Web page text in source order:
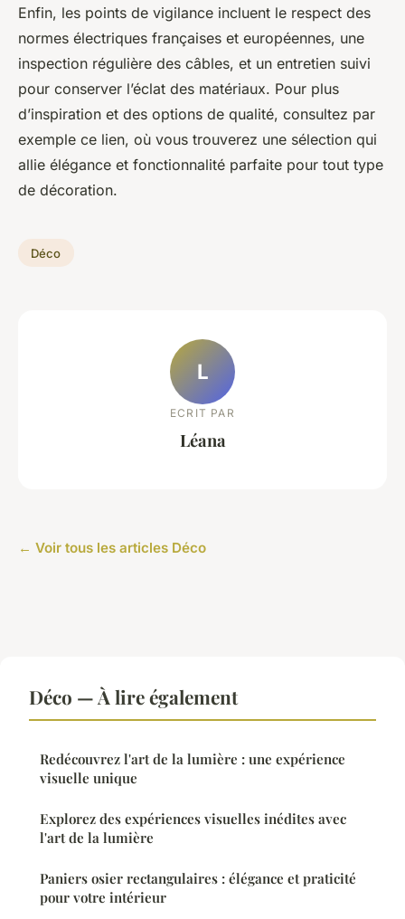
Enfin, les points de vigilance incluent le respect des
normes électriques françaises et européennes, une
inspection régulière des câbles, et un entretien suivi
pour conserver l’éclat des matériaux. Pour plus
d’inspiration et des options de qualité, consultez par
exemple ce lien, où vous trouverez une sélection qui
allie élégance et fonctionnalité parfaite pour tout type
de décoration.
Déco
L
ECRIT PAR
Léana
← Voir tous les articles Déco
Déco — À lire également
Redécouvrez l'art de la lumière : une expérience
visuelle unique
Explorez des expériences visuelles inédites avec
l'art de la lumière
Paniers osier rectangulaires : élégance et praticité
pour votre intérieur